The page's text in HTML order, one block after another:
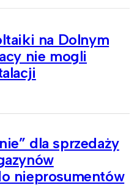
na Dolnym
nie mogli
dla sprzedaży
nieprosumentów